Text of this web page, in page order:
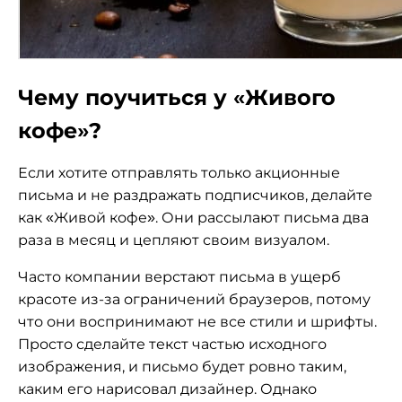
Чему поучиться у «Живого
кофе»?
Если хотите отправлять только акционные
письма и не раздражать подписчиков, делайте
как «Живой кофе». Они рассылают письма два
раза в месяц и цепляют своим визуалом.
Часто компании верстают письма в ущерб
красоте из-за ограничений браузеров, потому
что они воспринимают не все стили и шрифты.
Просто сделайте текст частью исходного
изображения, и письмо будет ровно таким,
каким его нарисовал дизайнер. Однако